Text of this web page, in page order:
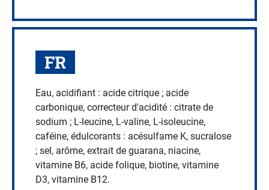
FR
Eau, acidifiant : acide citrique ; acide
carbonique, correcteur d'acidité : citrate de
sodium ; L-leucine, L-valine, L-isoleucine,
caféine, édulcorants : acésulfame K, sucralose
; sel, arôme, extrait de guarana, niacine,
vitamine B6, acide folique, biotine, vitamine
D3, vitamine B12.